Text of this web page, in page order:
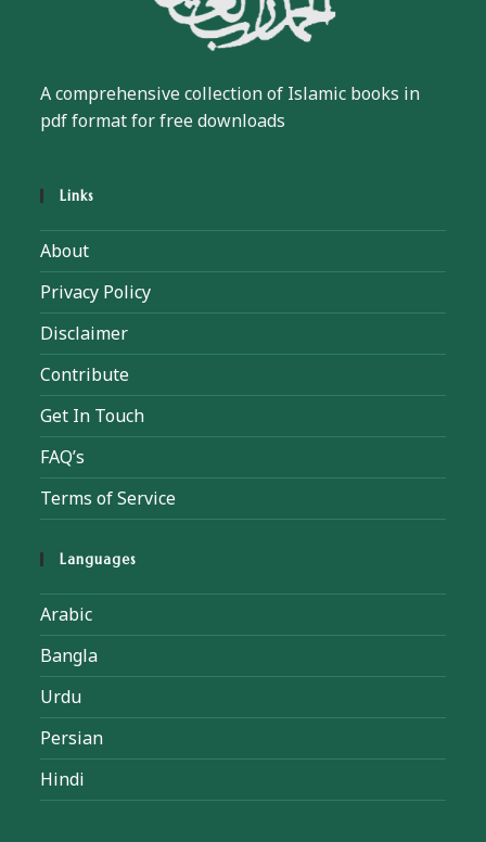
A comprehensive collection of Islamic books in
pdf format for free downloads
Links
About
Privacy Policy
Disclaimer
Contribute
Get In Touch
FAQ’s
Terms of Service
Languages
Arabic
Bangla
Urdu
Persian
Hindi